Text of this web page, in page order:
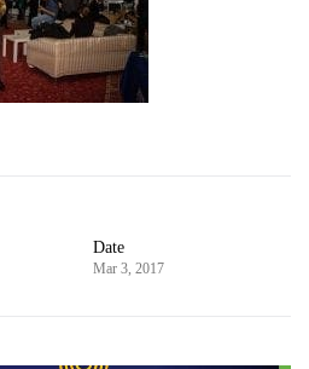
Date
Mar 3, 2017